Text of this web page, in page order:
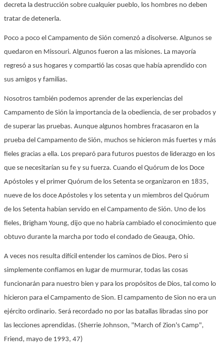
decreta la destrucción sobre cualquier pueblo, los hombres no deben
tratar de detenerla.
Poco a poco el Campamento de Sión comenzó a disolverse. Algunos se
quedaron en Missouri. Algunos fueron a las misiones. La mayoría
regresó a sus hogares y compartió las cosas que había aprendido con
sus amigos y familias.
Nosotros también podemos aprender de las experiencias del
Campamento de Sión la importancia de la obediencia, de ser probados y
de superar las pruebas. Aunque algunos hombres fracasaron en la
prueba del Campamento de Sión, muchos se hicieron más fuertes y más
fieles gracias a ella. Los preparó para futuros puestos de liderazgo en los
que se necesitarían su fe y su fuerza. Cuando el Quórum de los Doce
Apóstoles y el primer Quórum de los Setenta se organizaron en 1835,
nueve de los doce Apóstoles y los setenta y un miembros del Quórum
de los Setenta habían servido en el Campamento de Sión. Uno de los
fieles, Brigham Young, dijo que no habría cambiado el conocimiento que
obtuvo durante la marcha por todo el condado de Geauga, Ohio.
A veces nos resulta difícil entender los caminos de Dios. Pero si
simplemente confiamos en lugar de murmurar, todas las cosas
funcionarán para nuestro bien y para los propósitos de Dios, tal como lo
hicieron para el Campamento de Sion. El campamento de Sion no era un
ejército ordinario. Será recordado no por las batallas libradas sino por
las lecciones aprendidas. (Sherrie Johnson, "March of Zion's Camp",
Friend, mayo de 1993, 47)